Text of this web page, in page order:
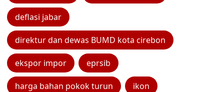
deflasi jabar
direktur dan dewas BUMD kota cirebon
ekspor impor eprsib
harga bahan pokok turun ikon